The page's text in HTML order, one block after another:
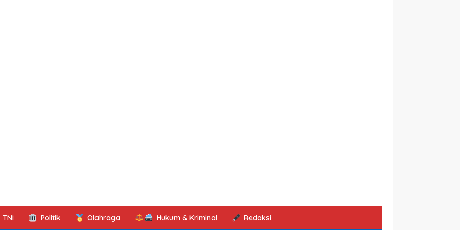
TNI Politik Olahraga Hukum & Kriminal Redaksi